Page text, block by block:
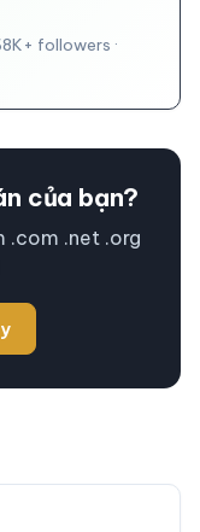
followers ·
của bạn?
.com .net .org